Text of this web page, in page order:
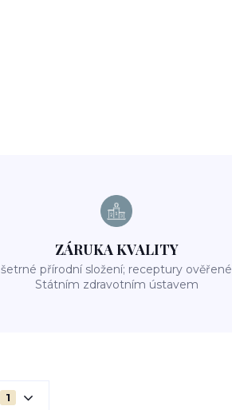
ZÁRUKA KVALITY
šetrné přírodní složení; receptury ověřené
Státním zdravotním ústavem
1